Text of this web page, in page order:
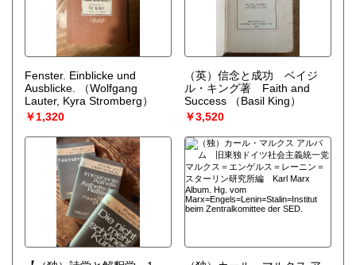
Fenster. Einblicke und
Ausblicke.
（Wolfgang
Lauter, Kyra Stromberg）
￥1,320
（英）信念と成功 ベイジ
ル・キング著 Faith and
Success
（Basil King）
￥3,520